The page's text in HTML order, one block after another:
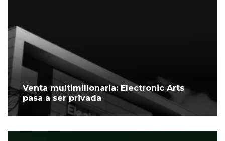
Venta multimillonaria: Electronic Arts
pasa a ser privada